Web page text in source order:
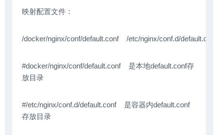
映射配置文件：
/docker/nginx/conf/default.conf /etc/nginx/conf.d/default.conf
#docker/nginx/conf/default.conf 是本地default.conf存
放目录
#/etc/nginx/conf.d/default.conf 是容器内default.conf
存放目录